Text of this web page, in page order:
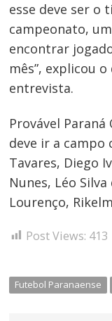
esse deve ser o
campeonato,
encontrar
mês”, explicou
entrevista.
Provável Paraná
deve ir a campo
Tavares, Diego
Nunes, Léo Silva
Lourenço,
Post Views: 413
Futebol Paranaense